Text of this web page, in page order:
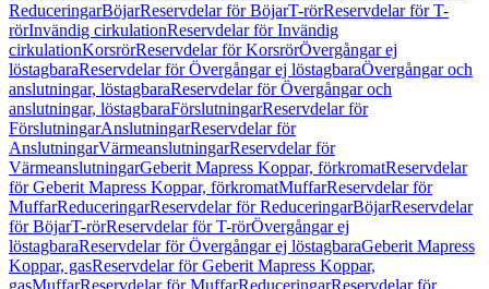
ReduceringarBöjarReservdelar för BöjarT-rörReservdelar för T-
rörInvändig cirkulationReservdelar för Invändig
cirkulationKorsrörReservdelar för KorsrörÖvergångar ej
löstagbaraReservdelar för Övergångar ej löstagbaraÖvergångar och
anslutningar, löstagbaraReservdelar för Övergångar och
anslutningar, löstagbaraFörslutningarReservdelar för
FörslutningarAnslutningarReservdelar för
AnslutningarVärmeanslutningarReservdelar för
VärmeanslutningarGeberit Mapress Koppar, förkromatReservdelar
för Geberit Mapress Koppar, förkromatMuffarReservdelar för
MuffarReduceringarReservdelar för ReduceringarBöjarReservdelar
för BöjarT-rörReservdelar för T-rörÖvergångar ej
löstagbaraReservdelar för Övergångar ej löstagbaraGeberit Mapress
Koppar, gasReservdelar för Geberit Mapress Koppar,
gasMuffarReservdelar för MuffarReduceringarReservdelar för